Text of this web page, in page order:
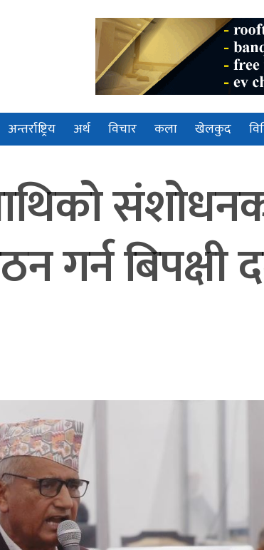
अन्तर्राष्ट्रिय अर्थ विचार कला खेलकुद
गर्न